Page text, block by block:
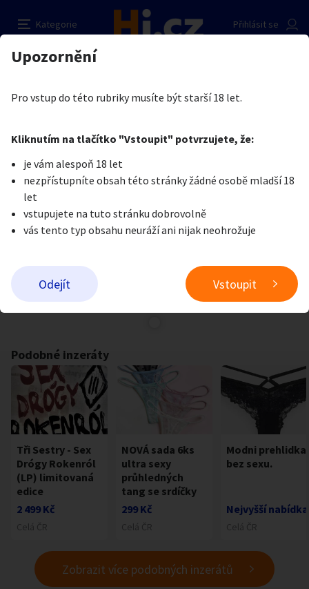
Kategorie
Přihlásit se
Auto-moto
Reality a bydlení Seznamka
Zvířata
Stroje a nářadí PC a elektro Sport a hobby
Sběratelství
Přidat inzerát
Erotika Ostatní a související
Je nám líto, ale tenhle inzerát již není aktuální.
Podobné inzeráty
Tři Sestry - Sex
Drógy Rokenról
(LP) limitovaná
edice
2 499 Kč
NOVÁ sada 6ks
ultra sexy
průhledných
tang se srdíčky
299 Kč
Modni prehlidka
bez sexu.
Nejvyšší nabídka
Zobrazit více podobných inzerátů
sex
Prodávající
Pošlete uživateli zprávu
Nahlásit inzerát
Upozornění
Pro vstup do této rubriky musíte být starší 18 let.
Kliknutím na tlačítko "Vstoupit" potvrzujete, že:
je vám alespoň 18 let
nezpřístupníte obsah této stránky žádné osobě mladší 18
let
vstupujete na tuto stránku dobrovolně
vás tento typ obsahu neuráží ani nijak neohrožuje
Odejít Vstoupit